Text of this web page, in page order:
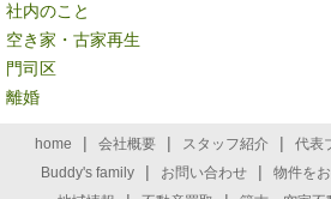
社内のこと
空き家・古家再生
門司区
離婚
home | 会社概要 | スタッフ紹介 | 代表
Buddy's family | お問い合わせ | 物件を